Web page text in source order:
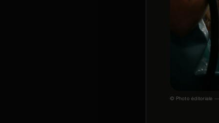
© Photo éditoriale